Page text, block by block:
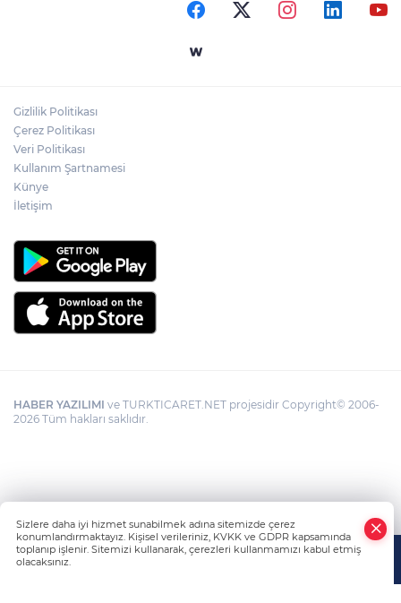
Yapay zekada onlarca uygulamanın
Gizlilik Politikası
Çerez Politikası
Veri Politikası
Kullanım Şartnamesi
Künye
İletişim
HABER YAZILIMI ve TURKTICARET.NET projesidir Copyright© 2006-
2026 Tüm hakları saklıdır.
Sizlere daha iyi hizmet sunabilmek adına sitemizde çerez
konumlandırmaktayız. Kişisel verileriniz, KVKK ve GDPR kapsamında
toplanıp işlenir. Sitemizi kullanarak, çerezleri kullanmamızı kabul etmiş
olacaksınız.